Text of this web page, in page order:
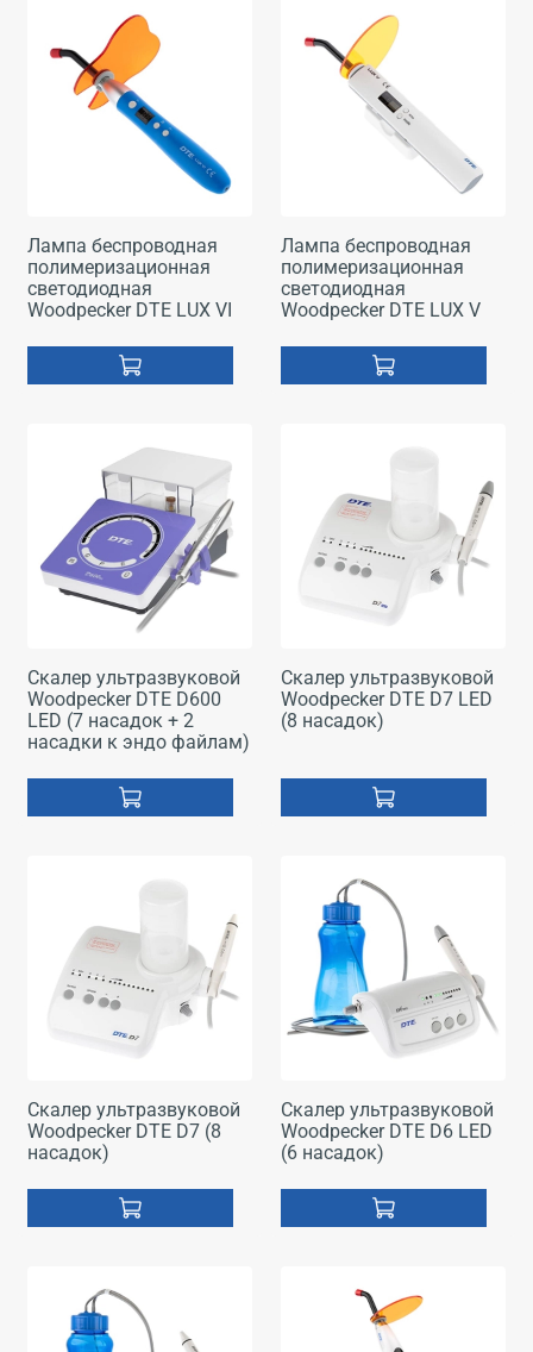
Лампа беспроводная
полимеризационная
светодиодная
Woodpecker DTE LUX VI
Лампа беспроводная
полимеризационная
светодиодная
Woodpecker DTE LUX V
Скалер ультразвуковой
Woodpecker DTE D600
LED (7 насадок + 2
насадки к эндо файлам)
Скалер ультразвуковой
Woodpecker DTE D7 LED
(8 насадок)
Скалер ультразвуковой
Woodpecker DTE D7 (8
насадок)
Скалер ультразвуковой
Woodpecker DTE D6 LED
(6 насадок)